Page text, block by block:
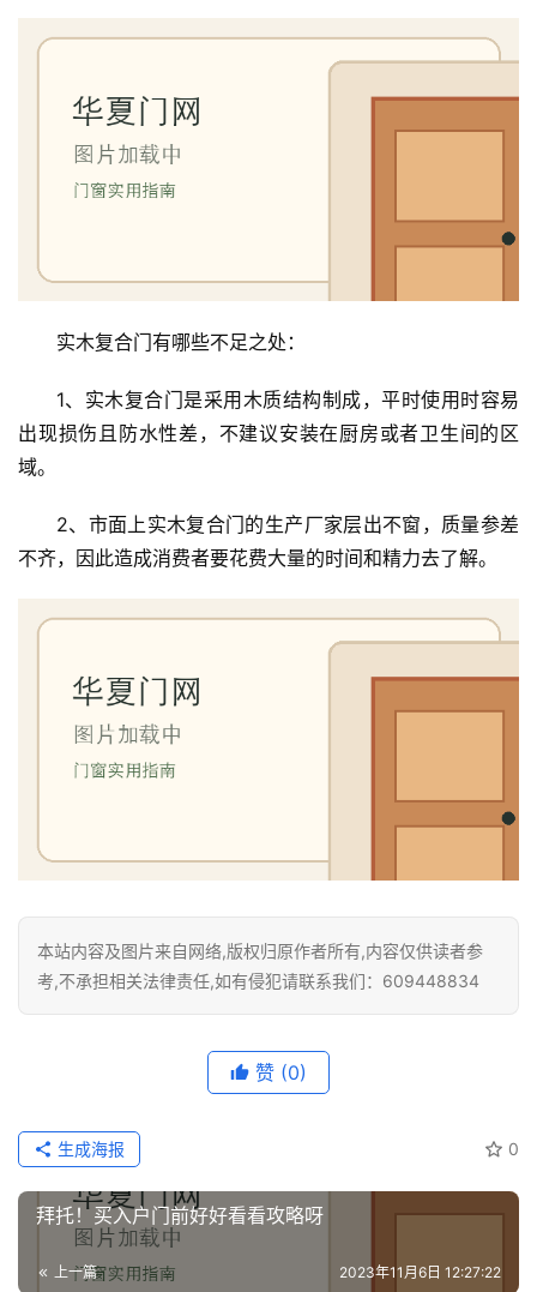
门
安
装
登录
实木复合门有哪些不足之处：
1、实木复合门是采用木质结构制成，平时使用时容易
出现损伤且防水性差，不建议安装在厨房或者卫生间的区
域。
2、市面上实木复合门的生产厂家层出不窗，质量参差
不齐，因此造成消费者要花费大量的时间和精力去了解。
本站内容及图片来自网络,版权归原作者所有,内容仅供读者参
考,不承担相关法律责任,如有侵犯请联系我们：609448834
赞 (0)
0
生成海报
拜托！买入户门前好好看看攻略呀
上一篇 2023年11月6日 12:27:22